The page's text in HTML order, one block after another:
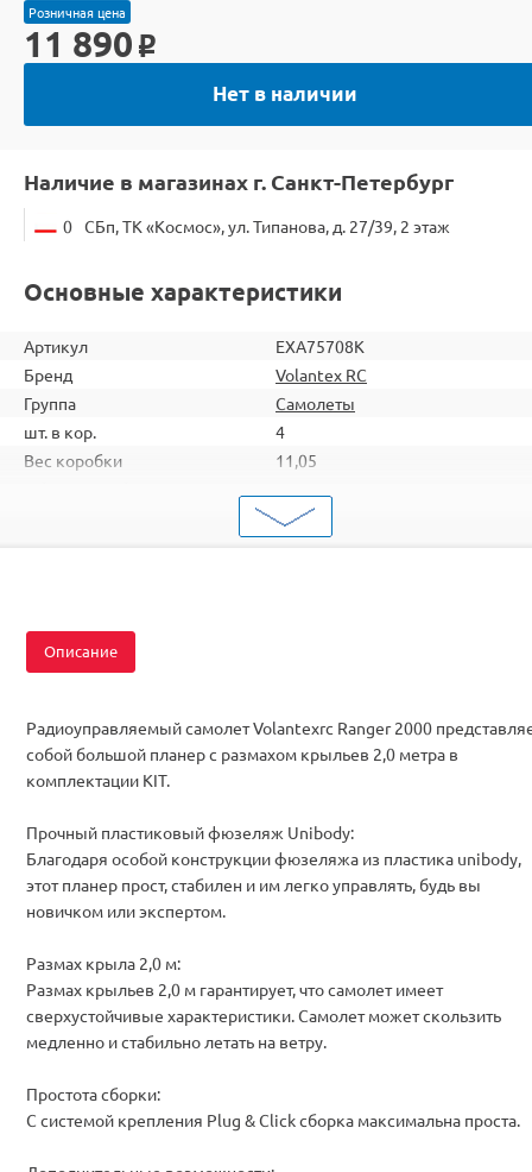
Розничная цена
11 890 o
Нет в наличии
Наличие в магазинах г. Санкт-Петербург
0 СБп, ТК «Космос», ул. Типанова, д. 27/39, 2 этаж
Основные характеристики
Артикул
EXA75708K
Бренд
Volantex RC
Группа
Самолеты
шт. в кор.
4
Вес коробки
11,05
2000000095028
Описание
Радиоуправляемый самолет Volantexrc Ranger 2000
собой большой планер с размахом крыльев 2,0 метра в
комплектации KIT.
Прочный пластиковый фюзеляж Unibody:
Благодаря особой конструкции фюзеляжа из пластика unibody,
этот планер прост, стабилен и им легко управлять, будь вы
новичком или экспертом.
Размах крыла 2,0 м:
Размах крыльев 2,0 м гарантирует, что самолет имеет
сверхустойчивые характеристики. Самолет может скользить
медленно и стабильно летать на ветру.
Простота сборки:
С системой крепления Plug & Click сборка максимальна проста.